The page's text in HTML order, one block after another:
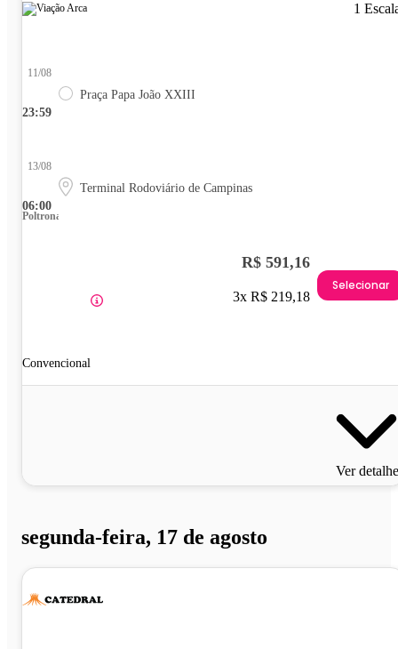
1
23:59
11/08
Praça Papa João XXIII
06:00
13/08
Terminal Rodoviário de Campinas
Poltrona
Convencional
R$ 591,16
3x R$ 219,18
Selecionar
Ver
segunda-feira, 17 de agosto